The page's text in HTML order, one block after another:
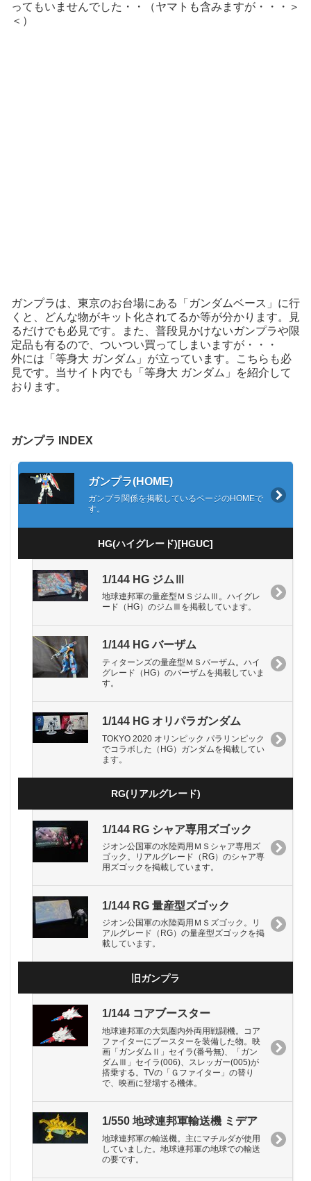
ってもいませんでした・・（ヤマトも含みますが・・・＞
＜）
ガンプラは、東京のお台場にある「ガンダムベース」に行
くと、どんな物がキット化されてるか等が分かります。見
るだけでも必見です。また、普段見かけないガンプラや限
定品も有るので、ついつい買ってしまいますが・・・
外には「等身大 ガンダム」が立っています。こちらも必
見です。当サイト内でも「等身大 ガンダム」を紹介して
おります。
ガンプラ INDEX
ガンプラ(HOME)
ガンプラ関係を掲載しているページのHOMEで
す。
HG(ハイグレード)[HGUC]
1/144 HG ジムⅢ
地球連邦軍の量産型ＭＳジムⅢ。ハイグレ
ード（HG）のジムⅢを掲載しています。
1/144 HG バーザム
ティターンズの量産型ＭＳバーザム。ハイ
グレード（HG）のバーザムを掲載していま
す。
1/144 HG オリパラガンダム
TOKYO 2020 オリンピック パラリンピック
でコラボした（HG）ガンダムを掲載してい
ます。
RG(リアルグレード)
1/144 RG シャア専用ズゴック
ジオン公国軍の水陸両用ＭＳシャア専用ズ
ゴック。リアルグレード（RG）のシャア専
用ズゴックを掲載しています。
1/144 RG 量産型ズゴック
ジオン公国軍の水陸両用ＭＳズゴック。リ
アルグレード（RG）の量産型ズゴックを掲
載しています。
旧ガンプラ
1/144 コアブースター
地球連邦軍の大気圏内外両用戦闘機。コア
ファイターにブースターを装備した物。映
画「ガンダムⅡ」セイラ(番号無)、「ガン
ダムⅢ」セイラ(006)、スレッガー(005)が
搭乗する。TVの「Ｇファイター」の替り
で、映画に登場する機体。
1/550 地球連邦軍輸送機 ミデア
地球連邦軍の輸送機。主にマチルダが使用
していました。地球連邦軍の地球での輸送
の要です。